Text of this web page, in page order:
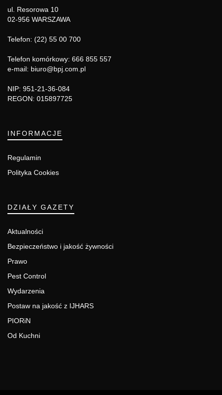
ul. Resorowa 10
02-956 WARSZAWA
Telefon: (22) 55 00 700
Telefon komórkowy: 666 855 557
e-mail: biuro@bpj.com.pl
NIP: 951-21-36-084
REGON: 015897725
INFORMACJE
Regulamin
Polityka Cookies
DZIAŁY GAZETY
Aktualności
Bezpieczeństwo i jakość żywności
Prawo
Pest Control
Wydarzenia
Postaw na jakość z IJHARS
PIORiN
Od Kuchni